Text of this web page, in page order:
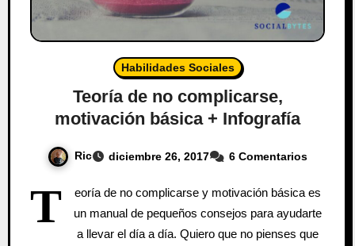
Habilidades Sociales
Teoría de no complicarse,
motivación básica + Infografía
Ric diciembre 26, 2017 6 Comentarios
T
eoría de no complicarse y motivación básica es
un manual de pequeños consejos para ayudarte
a llevar el día a día. Quiero que no pienses que